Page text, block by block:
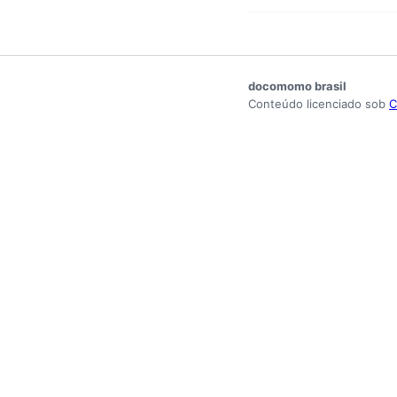
docomomo brasil
Conteúdo licenciado sob